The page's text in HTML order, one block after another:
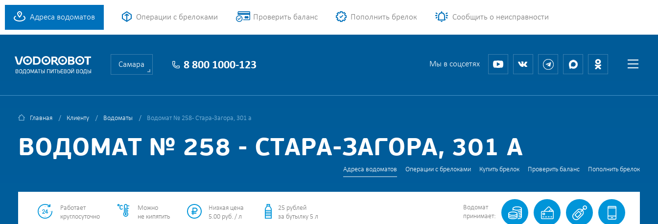
Адреса водоматов Операции с брелоками Проверить баланс Пополнить брелок Сообщить о неисправности
Самара 8 800 1000-123 Мы в соцсетях
Главная Клиенту Водоматы Водомат № 258 - Стара-Загора, 301 а
ВОДОМАТ № 258 - СТАРА-ЗАГОРА, 301 А
Адреса водоматов Операции с брелоками Купить брелок Проверить баланс Пополнить брелок
Работает
круглосуточно
Можно
не кипятить
Низкая цена
5.00 руб. / л
25 рублей
за бутылку 5 л
Водомат
принимает: